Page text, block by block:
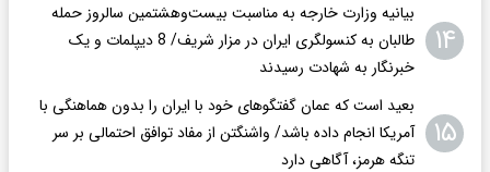
۱۴
بیانیه وزارت خارجه به مناسبت بیست‌وهشتمین سالروز حمله
طالبان به کنسولگری ایران در مزار شریف/ 8 دیپلمات و یک
خبرنگار به شهادت رسیدند
۱۵
بعید است که عمان گفتگوهای خود با ایران را بدون هماهنگی با
آمریکا انجام داده باشد/ واشنگتن‌ از مفاد توافق احتمالی بر سر
تنگه هرمز، آگاهی دارد